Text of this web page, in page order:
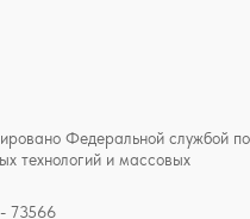
Федеральной службой по
технологий и массовых
73566